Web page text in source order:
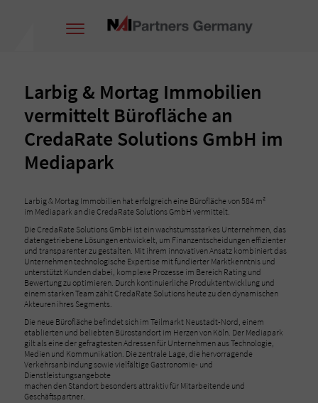
Larbig & Mortag Immobilien
vermittelt Bürofläche an
CredaRate Solutions GmbH im
Mediapark
Larbig & Mortag Immobilien hat erfolgreich eine Bürofläche von 584 m²
im Mediapark an die CredaRate Solutions GmbH vermittelt.
Die CredaRate Solutions GmbH ist ein wachstumsstarkes Unternehmen, das
datengetriebene Lösungen entwickelt, um Finanzentscheidungen effizienter
und transparenter zu gestalten. Mit ihrem innovativen Ansatz kombiniert das
Unternehmen technologische Expertise mit fundierter Marktkenntnis und
unterstützt Kunden dabei, komplexe Prozesse im Bereich Rating und
Bewertung zu optimieren. Durch kontinuierliche Produktentwicklung und
einem starken Team zählt CredaRate Solutions heute zu den dynamischen
Akteuren ihres Segments.
Die neue Bürofläche befindet sich im Teilmarkt Neustadt-Nord, einem
etablierten und beliebten Bürostandort im Herzen von Köln. Der Mediapark
gilt als eine der gefragtesten Adressen für Unternehmen aus Technologie,
Medien und Kommunikation. Die zentrale Lage, die hervorragende
Verkehrsanbindung sowie vielfältige Gastronomie- und
Dienstleistungsangebote
machen den Standort besonders attraktiv für Mitarbeitende und
Geschäftspartner.